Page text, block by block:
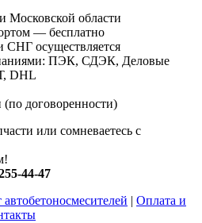
Московской области
— бесплатно
СНГ осуществляется
ПЭК, СДЭК, Деловые
DHL
договоренности)
или сомневаетесь с
44-47
| Оплата и